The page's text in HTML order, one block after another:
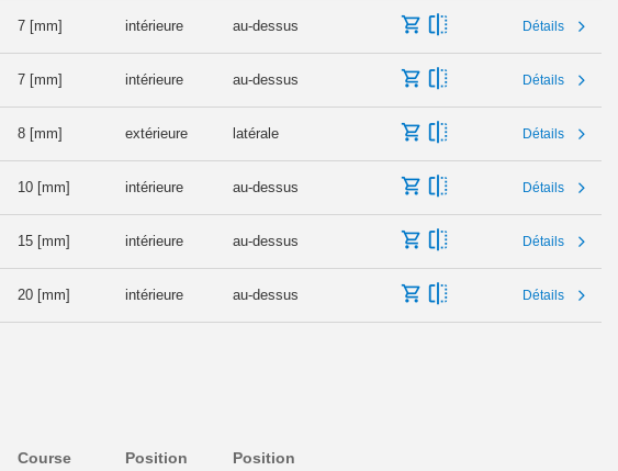
7 [mm] intérieure au-dessus Détails
7 [mm] intérieure au-dessus Détails
8 [mm] extérieure latérale Détails
10 [mm] intérieure au-dessus Détails
15 [mm] intérieure au-dessus Détails
20 [mm] intérieure au-dessus Détails
Course
Position
Position